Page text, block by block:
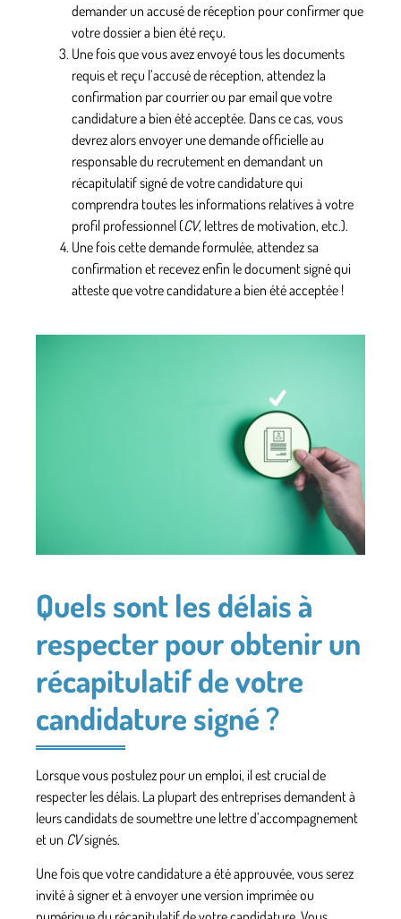
demander un accusé de réception pour confirmer que
votre dossier a bien été reçu.
Une fois que vous avez envoyé tous les documents
requis et reçu l’accusé de réception, attendez la
confirmation par courrier ou par email que votre
candidature a bien été acceptée. Dans ce cas, vous
devrez alors envoyer une demande officielle au
responsable du recrutement en demandant un
récapitulatif signé de votre candidature qui
comprendra toutes les informations relatives à votre
profil professionnel (CV, lettres de motivation, etc.).
Une fois cette demande formulée, attendez sa
confirmation et recevez enfin le document signé qui
atteste que votre candidature a bien été acceptée !
Quels sont les délais à
respecter pour obtenir un
récapitulatif de votre
candidature signé ?
Lorsque vous postulez pour un emploi, il est crucial de
respecter les délais. La plupart des entreprises demandent à
leurs candidats de soumettre une lettre d’accompagnement
et un CVsignés.
Une fois que votre candidature a été approuvée, vous serez
invité à signer et à envoyer une version imprimée ou